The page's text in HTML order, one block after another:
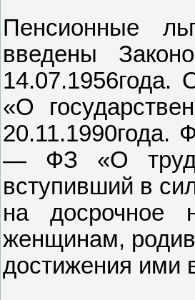
Пенсионные
введены
14.07.1956года.
«О
20.11.1990года.
— ФЗ «О
вступивший в
на досрочное
женщинам,
достижения ими